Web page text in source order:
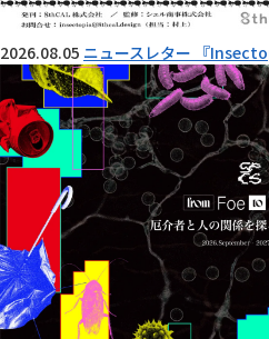
2026.08.05 ニュースレター 『